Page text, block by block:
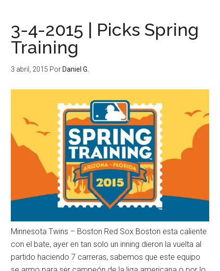
3-4-2015 | Picks Spring
Training
3 abril, 2015 Por Daniel G.
Minnesota Twins – Boston Red Sox Boston esta caliente
con el bate, ayer en tan solo un inning dieron la vuelta al
partido haciendo 7 carreras, sabemos que este equipo